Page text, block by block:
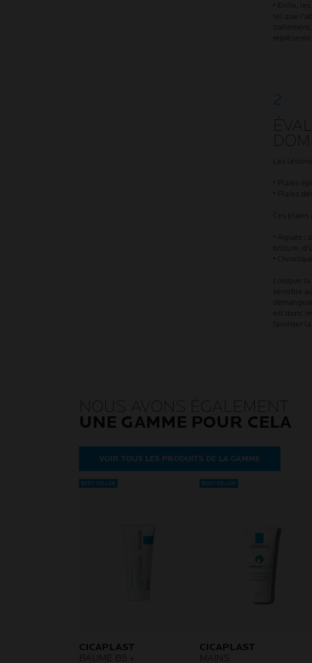
• Enfin,
tel que
traitement
Les
• Plaies
• Plaies
Ces
• Aiguës :
brûlure,
•
Lorsque
sensible
est donc
favoriser
NOUS AVONS ÉGALEMENT
UNE GAMME POUR CELA
VOIR TOUS LES PRODUITS DE LA GAMME
BEST-SELLER
CICAPLAST
BAUME B5 +
BEST-SELLER
CICAPLAST
MAINS